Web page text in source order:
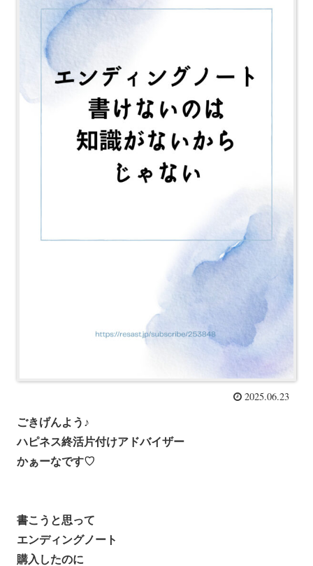
2025.06.23
ごきげんよう♪
ハピネス終活片付けアドバイザー
かぁーなです♡
書こうと思って
エンディングノート
購入したのに